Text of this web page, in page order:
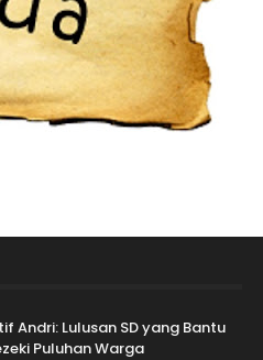
Andri: Lulusan SD yang Bantu
Puluhan Warga